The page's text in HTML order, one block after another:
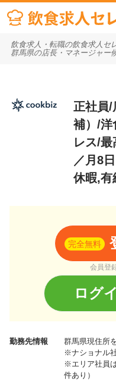
飲食求人・転職の飲食求人セ
群馬県の店長・マネージャー
正社員/
補）/洋
レス/
／月8
休暇,有
完全無料
会員登
ログ
勤務先情報 群馬県現住所
※ナショナル
※エリア社員
件あり）